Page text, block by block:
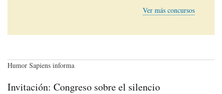
Ver más concursos
Humor Sapiens informa
Invitación: Congreso sobre el silencio